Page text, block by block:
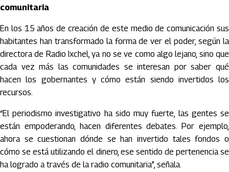
comunitaria
En los 15 años de creación de este medio de comunicación sus
habitantes han transformado la forma de ver el poder, según la
directora de Radio Ixchel, ya no se ve como algo lejano, sino que
cada vez más las comunidades se interesan por saber qué
hacen los gobernantes y cómo están siendo invertidos los
recursos.
“El periodismo investigativo ha sido muy fuerte, las gentes se
están empoderando, hacen diferentes debates. Por ejemplo,
ahora se cuestionan dónde se han invertido tales fondos o
cómo se está utilizando el dinero, ese sentido de pertenencia se
ha logrado a través de la radio comunitaria”, señala.